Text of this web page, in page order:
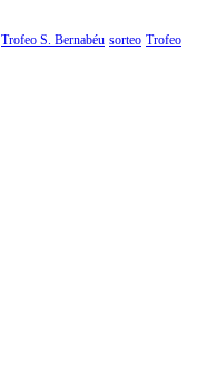
Trofeo S. Bernabéu sorteo Trofeo